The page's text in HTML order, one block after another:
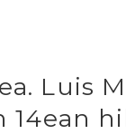
Luis
14ean